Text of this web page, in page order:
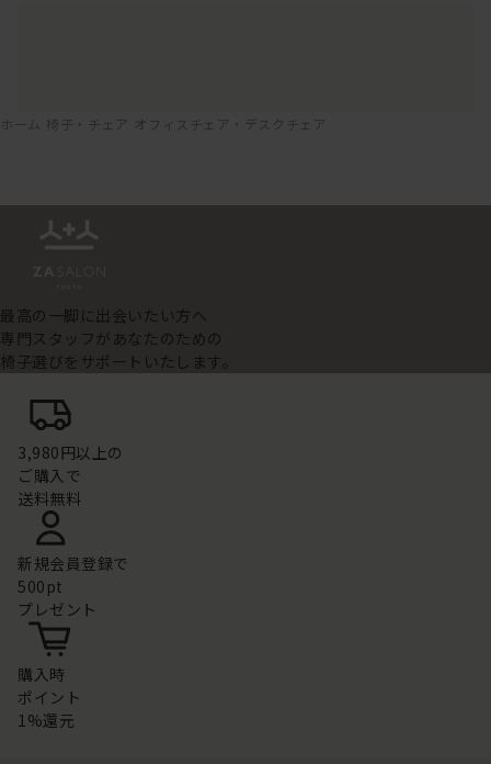
ホーム 椅子・チェア オフィスチェア・デスクチェア
最高の一脚に出会いたい方へ
専門スタッフがあなたのための
椅子選びをサポートいたします。
3,980円以上の
ご購入で
送料無料
新規会員登録で
500pt
プレゼント
購入時
ポイント
1%還元